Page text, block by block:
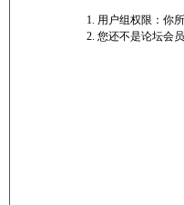
用户组权限：你
您还不是论坛会